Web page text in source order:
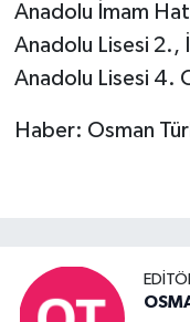
Anadolu İmam
Anadolu Lisesi 2.,
Anadolu Lisesi 4.
Haber: Osman